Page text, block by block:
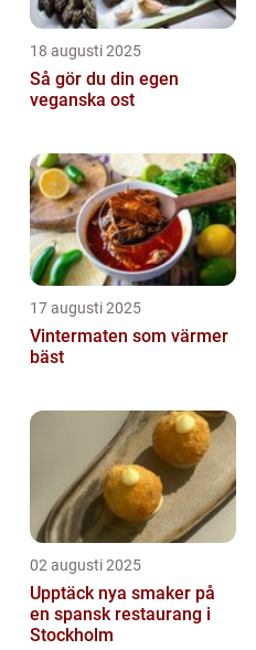
18 augusti 2025
Så gör du din egen
veganska ost
17 augusti 2025
Vintermaten som värmer
bäst
02 augusti 2025
Upptäck nya smaker på
en spansk restaurang i
Stockholm